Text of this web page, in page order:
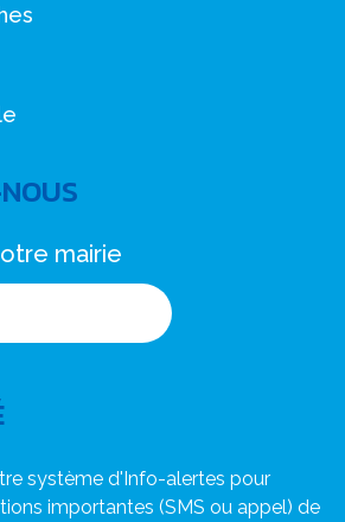
mairie
système d'Info-alertes pour
importantes (SMS ou appel) de